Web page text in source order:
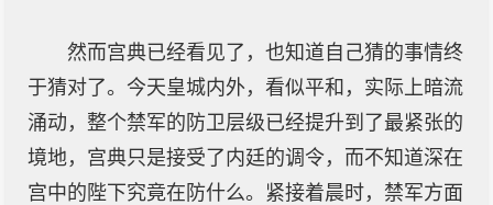
然而宫典已经看见了，也知道自己猜的事情终
于猜对了。今天皇城内外，看似平和，实际上暗流
涌动，整个禁军的防卫层级已经提升到了最紧张的
境地，宫典只是接受了内廷的调令，而不知道深在
宫中的陛下究竟在防什么。紧接着晨时，禁军方面